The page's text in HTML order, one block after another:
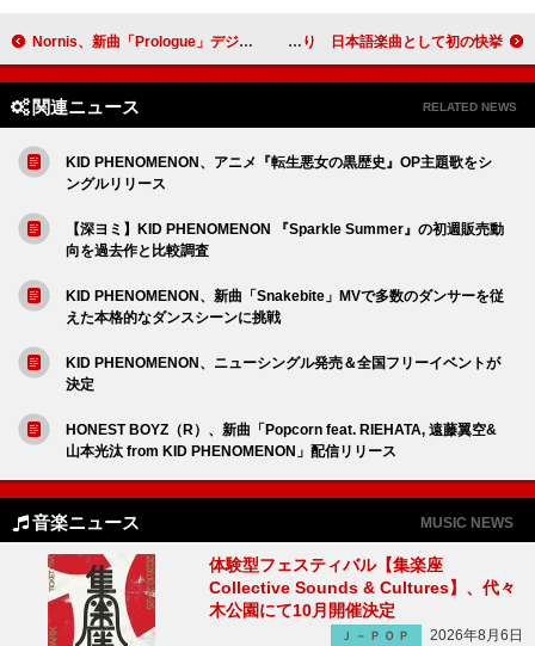
Nornis、新曲「Prologue」デジタルリリース＆MV公開 米津玄師、2曲同時に米ビルボード“Global Excl. U.S.”トップ10入り 日本語楽曲として初の快挙
関連ニュース RELATED NEWS
KID PHENOMENON、アニメ『転生悪女の黒歴史』OP主題歌をシ
ングルリリース
【深ヨミ】KID PHENOMENON 『Sparkle Summer』の初週販売動
向を過去作と比較調査
KID PHENOMENON、新曲「Snakebite」MVで多数のダンサーを従
えた本格的なダンスシーンに挑戦
KID PHENOMENON、ニューシングル発売＆全国フリーイベントが
決定
HONEST BOYZ（R）、新曲「Popcorn feat. RIEHATA, 遠藤翼空&
山本光汰 from KID PHENOMENON」配信リリース
音楽ニュース MUSIC NEWS
体験型フェスティバル【集楽座
Collective Sounds & Cultures】、代々
木公園にて10月開催決定
Ｊ－ＰＯＰ 2026年8月6日